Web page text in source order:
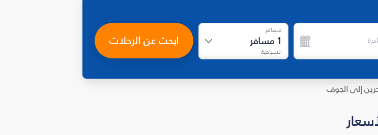
مسافر
1 مسافر
السياحية
ابحث عن الرحلات
إلى الجوف